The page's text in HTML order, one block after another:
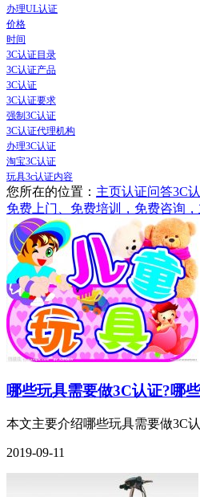
办理UL认证
价格
时间
3C认证目录
3C认证产品
3C认证
3C认证要求
强制3C认证
3C认证代理机构
办理3C认证
淘宝3C认证
玩具3c认证内容
您所在的位置： 主页认证问答3C
免费上门、免费培训，免费咨询，
哪些玩具需要做3C认证?哪
本文主要介绍哪些玩具需要做3C
2019-09-11